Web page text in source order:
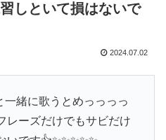
しといて損はないで
2024.07.02
緒に歌うとめっっっっ
レーズだけでもサビだけ
です👍✨✨✨✨✨